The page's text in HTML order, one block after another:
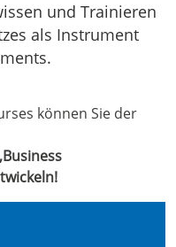
und Trainieren
als Instrument
können Sie der